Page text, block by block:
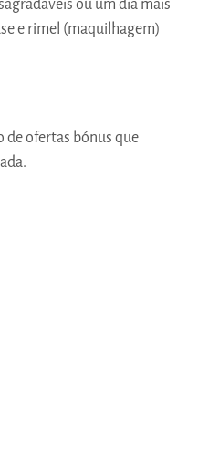
ou um dia mais
e rimel (maquilhagem)
de ofertas bónus que